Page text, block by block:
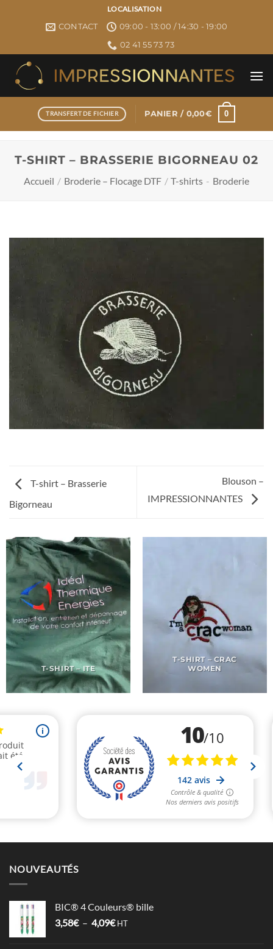
LOCALISATION
CONTACT
09:00 - 13:00 / 14:30 - 19:00
02 41 55 73 73
TRANSFERT DE FICHIER PANIER / 0,00€ 0
T-SHIRT – BRASSERIE BIGORNEAU 02
Accueil / Broderie – Flocage DTF / T-shirts - Broderie
T-shirt – Brasserie
Bigorneau
Blouson –
IMPRESSIONNANTES
T-SHIRT – ITE
T-SHIRT – CRAC
WOMEN
NOUVEAUTÉS
BIC® 4 Couleurs® bille
3,58€ – 4,09€Plage
HT